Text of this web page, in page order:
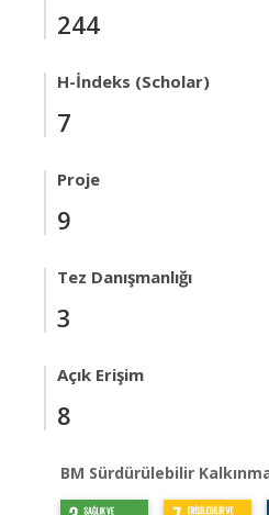
244
H-İndeks (Scholar)
7
Proje
9
Tez Danışmanlığı
3
Açık Erişim
8
BM Sürdürülebilir